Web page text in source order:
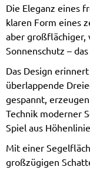
Die Eleganz eines
klaren Form eines
aber großflächiger,
Sonnenschutz –
Das Design
überlappende
gespannt,
Technik moderner
Spiel aus
Mit einer
großzügigen